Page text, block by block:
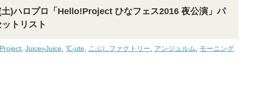
)ハロプロ「Hello!Project ひなフェス2016 夜公演」パ
トリスト
Juice=Juice ℃-ute こぶしファクトリー アンジュルム
モーニング